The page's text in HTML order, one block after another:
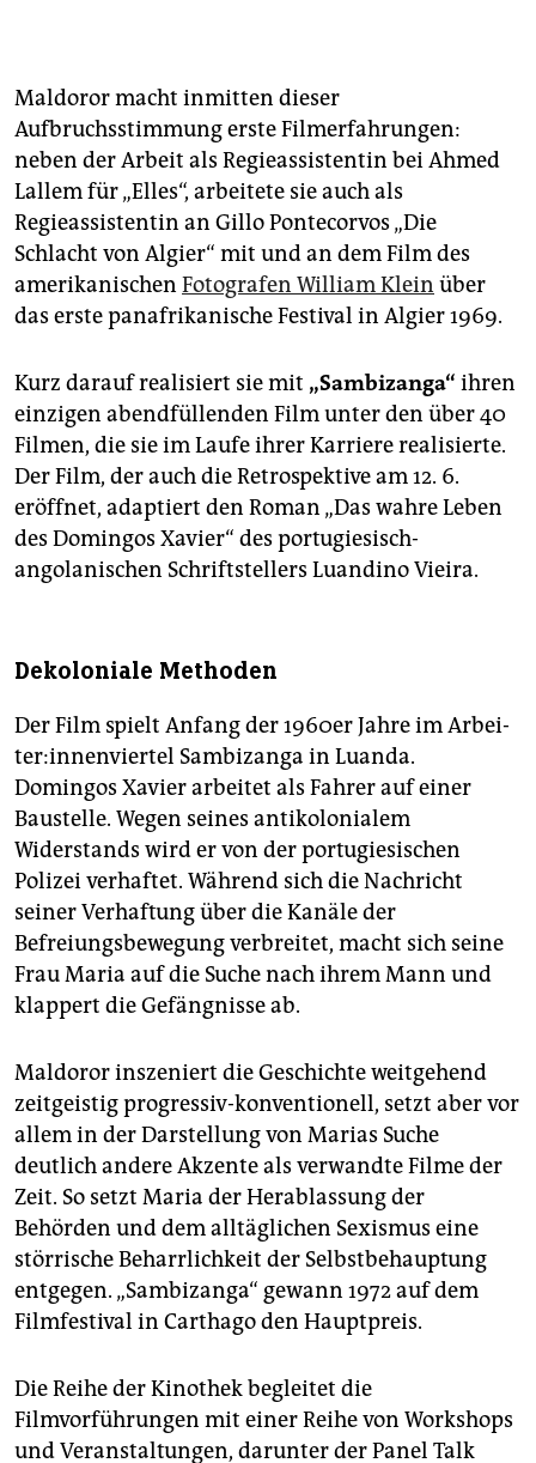
Maldoror macht inmitten dieser
Aufbruchsstimmung erste Filmerfahrungen:
neben der Arbeit als Regieassistentin bei Ahmed
Lallem für „Elles“, arbeitete sie auch als
Regieassistentin an Gillo Pontecorvos „Die
Schlacht von Algier“ mit und an dem Film des
amerikanischen Fotografen William Klein über
das erste panafrikanische Festival in Algier 1969.
Kurz darauf realisiert sie mit „Sambizanga“ ihren
einzigen abendfüllenden Film unter den über 40
Filmen, die sie im Laufe ihrer Karriere realisierte.
Der Film, der auch die Retrospektive am 12. 6.
eröffnet, adaptiert den Roman „Das wahre Leben
des Domingos Xavier“ des portugiesisch-
angolanischen Schriftstellers Luandino Vieira.
Dekoloniale Methoden
Der Film spielt Anfang der 1960er Jahre im Ar­bei­
te­r:in­nen­vier­tel Sambizanga in Luanda.
Domingos Xavier arbeitet als Fahrer auf einer
Baustelle. Wegen seines antikolonialem
Widerstands wird er von der portugiesischen
Polizei verhaftet. Während sich die Nachricht
seiner Verhaftung über die Kanäle der
Befreiungsbewegung verbreitet, macht sich seine
Frau Maria auf die Suche nach ihrem Mann und
klappert die Gefängnisse ab.
Maldoror inszeniert die Geschichte weitgehend
zeitgeistig progressiv-konventionell, setzt aber vor
allem in der Darstellung von Marias Suche
deutlich andere Akzente als verwandte Filme der
Zeit. So setzt Maria der Herablassung der
Behörden und dem alltäglichen Sexismus eine
störrische Beharrlichkeit der Selbstbehauptung
entgegen. „Sambizanga“ gewann 1972 auf dem
Filmfestival in Carthago den Hauptpreis.
Die Reihe der Kinothek begleitet die
Filmvorführungen mit einer Reihe von Workshops
und Veranstaltungen, darunter der Panel Talk